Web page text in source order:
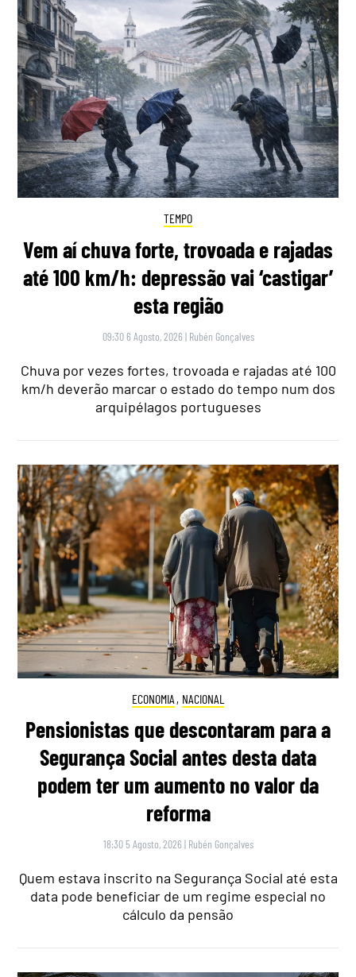
TEMPO
Vem aí chuva forte, trovoada e rajadas
até 100 km/h: depressão vai ‘castigar’
esta região
09:30 6 Agosto, 2026 | Rubén Gonçalves
Chuva por vezes fortes, trovoada e rajadas até 100
km/h deverão marcar o estado do tempo num dos
arquipélagos portugueses
ECONOMIA , NACIONAL
Pensionistas que descontaram para a
Segurança Social antes desta data
podem ter um aumento no valor da
reforma
18:30 5 Agosto, 2026 | Rubén Gonçalves
Quem estava inscrito na Segurança Social até esta
data pode beneficiar de um regime especial no
cálculo da pensão